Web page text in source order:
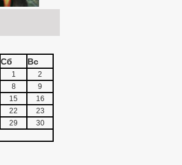
Сб Вс
1
2
8
9
15
16
22
23
29
30